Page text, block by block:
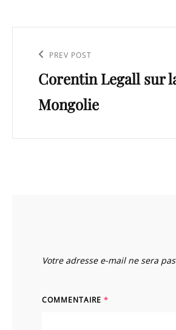
l’article
Previous
Post
PREV POST
Corentin Legall sur
Mongolie
Votre adresse e-mail ne sera
COMMENTAIRE *